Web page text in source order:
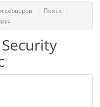
серверов
Поиск